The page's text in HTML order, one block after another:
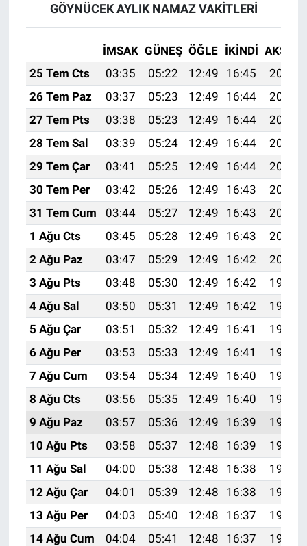
GÖYNÜCEK AYLIK NAMAZ VAKITLERI
İMSAK GÜNEŞ ÖĞLE İKINDI AKŞAM
25 Tem Cts
03:35 05:22 12:49 16:45
20:07
26 Tem Paz
03:37 05:23 12:49 16:44
20:06
27 Tem Pts
03:38 05:23 12:49 16:44
20:06
28 Tem Sal
03:39 05:24 12:49 16:44
20:05
29 Tem Çar
03:41 05:25 12:49 16:44
20:04
30 Tem Per
03:42 05:26 12:49 16:43
20:03
31 Tem Cum
03:44 05:27 12:49 16:43
20:02
1 Ağu Cts
03:45 05:28 12:49 16:43
20:01
2 Ağu Paz
03:47 05:29 12:49 16:42
20:00
3 Ağu Pts
03:48 05:30 12:49 16:42
19:58
4 Ağu Sal
03:50 05:31 12:49 16:42
19:57
5 Ağu Çar
03:51 05:32 12:49 16:41
19:56
6 Ağu Per
03:53 05:33 12:49 16:41
19:55
7 Ağu Cum
03:54 05:34 12:49 16:40
19:54
8 Ağu Cts
03:56 05:35 12:49 16:40
19:53
9 Ağu Paz
03:57 05:36 12:49 16:39
19:51
10 Ağu Pts
03:58 05:37 12:48 16:39
19:50
11 Ağu Sal
04:00 05:38 12:48 16:38
19:49
12 Ağu Çar
04:01 05:39 12:48 16:38
19:48
13 Ağu Per
04:03 05:40 12:48 16:37
19:46
14 Ağu Cum
04:04 05:41 12:48 16:37
19:45